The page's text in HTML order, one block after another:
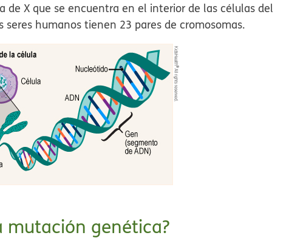
X que se encuentra en el interior de las células del
seres humanos tienen 23 pares de cromosomas.
mutación genética?